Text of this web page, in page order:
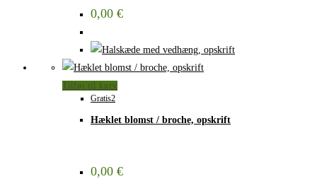
0,00 €
Tilføj til kurv
Gratis2
Hæklet blomst / broche, opskrift
0,00 €